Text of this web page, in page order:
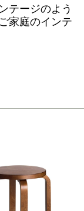
テージのよう
家庭のインテ